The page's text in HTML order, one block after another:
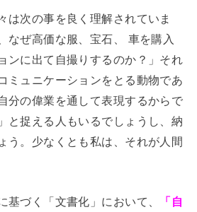
は次の事を良く理解されていま
なぜ高価な服、宝石、 車を購入
ンに出て自撮りするのか？」それ
ミュニケーションをとる動物であ
分の偉業を通して表現するからで
と捉える人もいるでしょうし、納
う。少なくとも私は、それが人間
基づく「文書化」において、 「自